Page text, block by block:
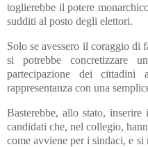
toglierebbe il potere
sudditi al posto degli elettori.
Solo se avessero il coraggio di
si potrebbe concretizzare
partecipazione dei cittadini
rappresentanza con una
Basterebbe, allo stato,
candidati che, nel collegio,
come avviene per i sindaci, e